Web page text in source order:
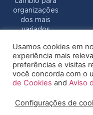
organizações
dos mais
variados
© 2026 Pryor -
Usamos cookies em
experiência mais
preferências e visitas
você concorda com o
de Cookies and Aviso
Configurações de